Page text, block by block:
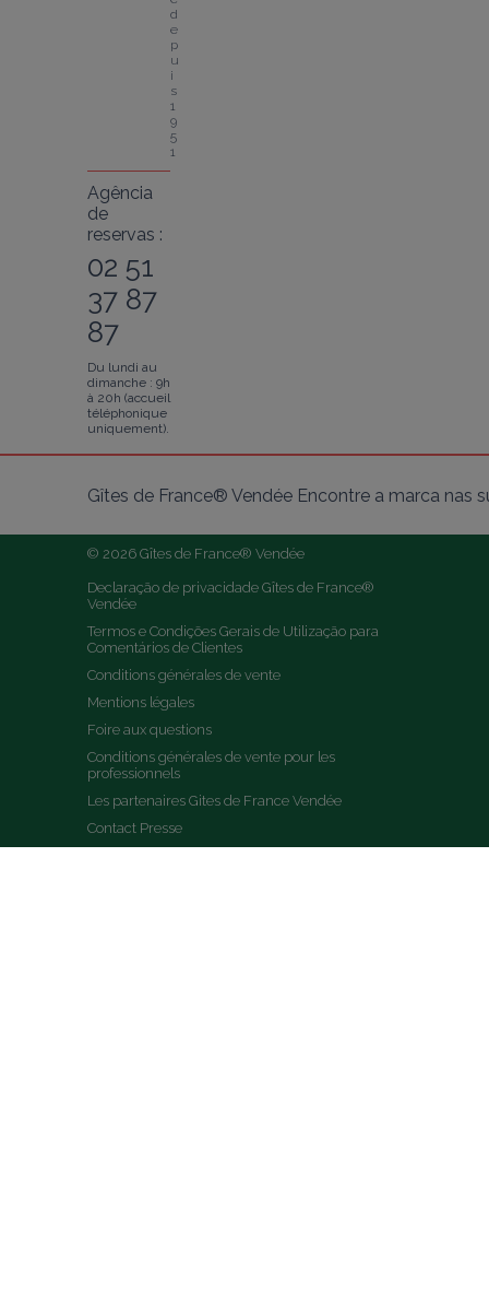
d
e
p
u
i
s
1
9
5
1
Agência
de
reservas :
02 51
37 87
87
Du lundi au
dimanche : 9h
à 20h (accueil
téléphonique
uniquement).
Gîtes de France® Vendée Encontre a marca nas
© 2026 Gîtes de France® Vendée
Declaração de privacidade Gîtes de France®
Vendée
Termos e Condições Gerais de Utilização para
Comentários de Clientes
Conditions générales de vente
Mentions légales
Foire aux questions
Conditions générales de vente pour les
professionnels
Les partenaires Gites de France Vendée
Contact Presse